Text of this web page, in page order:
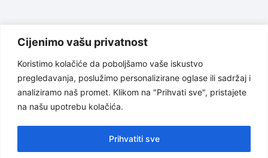
Cijenimo vašu privatnost
Koristimo kolačiće da poboljšamo vaše iskustvo
pregledavanja, poslužimo personalizirane oglase ili sadržaj i
analiziramo naš promet. Klikom na "Prihvati sve", pristajete
na našu upotrebu kolačića.
Prihvatiti sve
Uslovi korištenja
Politika privatnosti
O nama
Odricanje od odgovornosti